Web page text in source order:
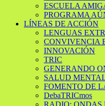
ESCUELA
PROGRAMA
LÍNEAS DE ACCIÓN
LENGUAS
CONVIVENCIA
INNOVACIÓN
TRIC
GENERANDO
SALUD
FOMENTO DE
DebaTRICmos
RADIO: ONDAS